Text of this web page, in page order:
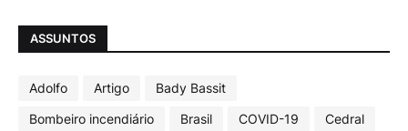
ASSUNTOS
Adolfo Artigo
Bady Bassit
Bombeiro incendiário
Brasil COVID-19
Cedral